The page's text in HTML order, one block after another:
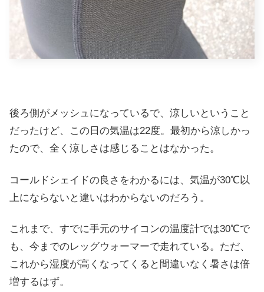
後ろ側がメッシュになっているで、涼しいということ
だったけど、この日の気温は22度。最初から涼しかっ
たので、全く涼しさは感じることはなかった。
コールドシェイドの良さをわかるには、気温が30℃以
上にならないと違いはわからないのだろう。
これまで、すでに手元のサイコンの温度計では30℃で
も、今までのレッグウォーマーで走れている。ただ、
これから湿度が高くなってくると間違いなく暑さは倍
増するはず。